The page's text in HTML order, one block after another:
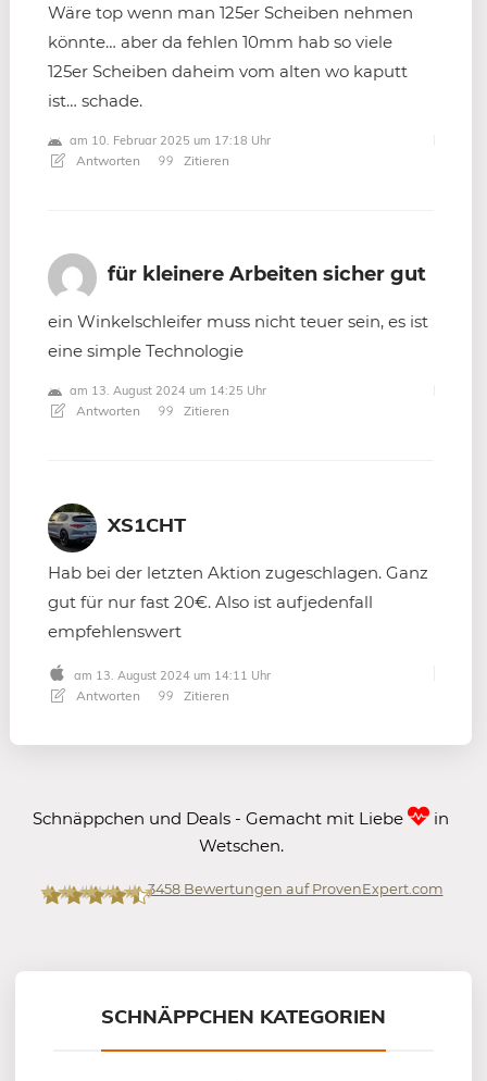
Wäre top wenn man 125er Scheiben nehmen
könnte… aber da fehlen 10mm hab so viele
125er Scheiben daheim vom alten wo kaputt
ist… schade.
am 10. Februar 2025 um 17:18 Uhr
Antworten Zitieren
für kleinere Arbeiten sicher gut
ein Winkelschleifer muss nicht teuer sein, es ist
eine simple Technologie
am 13. August 2024 um 14:25 Uhr
Antworten Zitieren
XS1CHT
Hab bei der letzten Aktion zugeschlagen. Ganz
gut für nur fast 20€. Also ist aufjedenfall
empfehlenswert
am 13. August 2024 um 14:11 Uhr
Antworten Zitieren
Schnäppchen und Deals - Gemacht mit Liebe
in
Wetschen.
3458Bewertungen auf ProvenExpert.com
SCHNÄPPCHEN KATEGORIEN